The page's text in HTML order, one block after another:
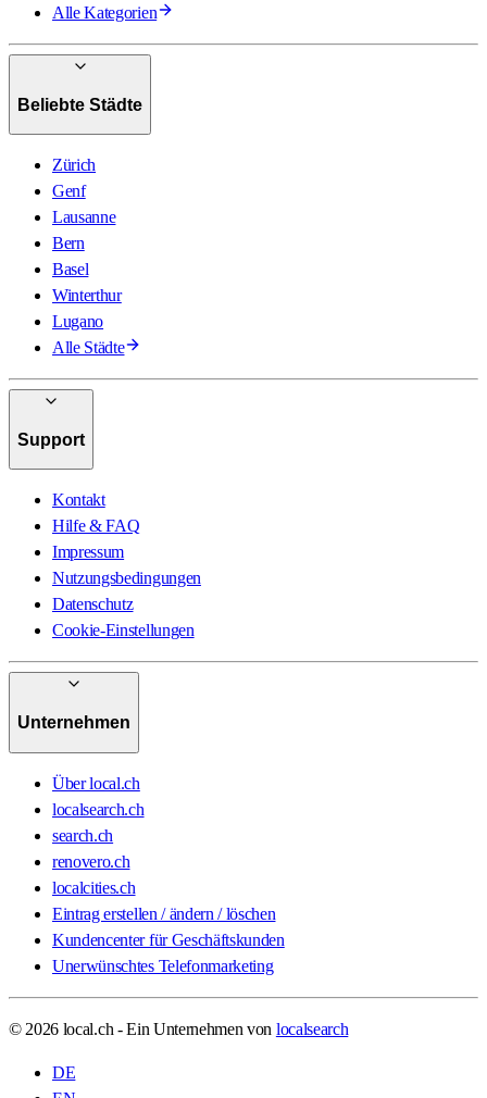
Alle Kategorien
Beliebte Städte
Zürich
Genf
Lausanne
Bern
Basel
Winterthur
Lugano
Alle Städte
Support
Kontakt
Hilfe & FAQ
Impressum
Nutzungsbedingungen
Datenschutz
Cookie-Einstellungen
Unternehmen
Über local.ch
localsearch.ch
search.ch
renovero.ch
localcities.ch
Eintrag erstellen / ändern / löschen
Kundencenter für Geschäftskunden
Unerwünschtes Telefonmarketing
© 2026 local.ch - Ein Unternehmen von localsearch
DE